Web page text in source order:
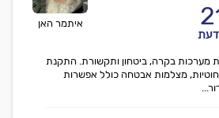
איתמר האן
דעת
מערכות בקרה, ביטחון ותקשורת. התקנת
מצלמות אבטחה כולל אפשרות